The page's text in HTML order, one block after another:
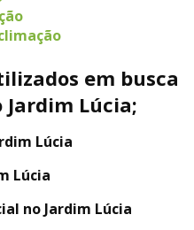
em busca
Lúcia;
Lúcia
Lúcia
no Jardim Lúcia